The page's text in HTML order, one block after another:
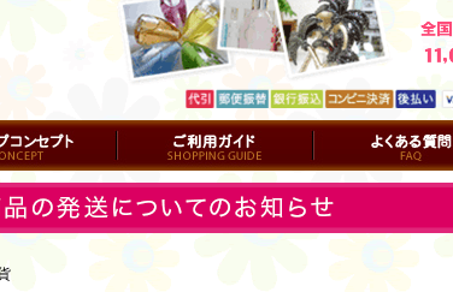
セプト ご利用ガイド よくある質問